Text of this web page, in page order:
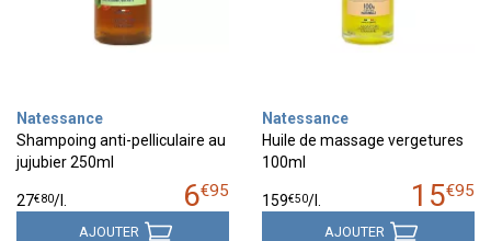
Natessance
Shampoing anti-pelliculaire au
jujubier 250ml
6€95
27€80/
AJOUTER
Natessance
Huile de massage vergetures
100ml
15€95
159€50/
AJOUTER